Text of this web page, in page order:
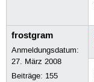
frostgram
Anmeldungsdatum:
27. März 2008
Beiträge: 155